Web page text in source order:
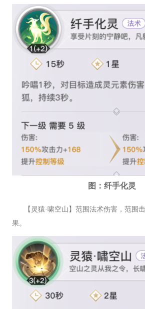
图：纤手化灵
【灵猿·啸空山】范围法术伤害，范围
果。